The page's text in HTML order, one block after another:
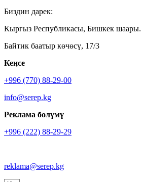
Биздин дарек:
Кыргыз Республикасы, Бишкек шаары.
Байтик баатыр көчөсү, 17/3
Кеӊсе
+996 (770) 88-29-00
info@serep.kg
Реклама бөлүмү
+996 (222) 88-29-29
reklama@serep.kg